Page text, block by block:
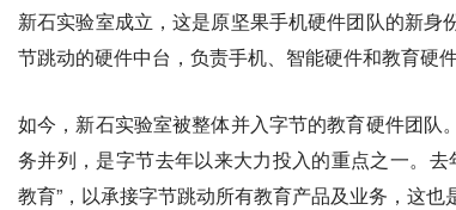
新石实验室成立，这是原坚果手机硬件团队的新
节跳动的硬件中台，负责手机、智能硬件和教育硬件
如今，新石实验室被整体并入字节的教育硬件团
务并列，是字节去年以来大力投入的重点之一。
教育”，以承接字节跳动所有教育产品及业务，这也